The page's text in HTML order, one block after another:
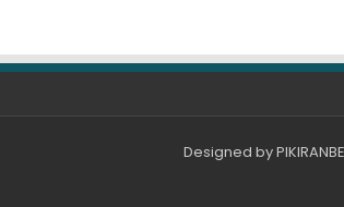
Designed by